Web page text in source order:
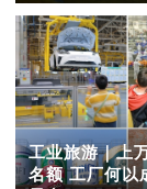
工业旅游｜上
名额 工厂何以